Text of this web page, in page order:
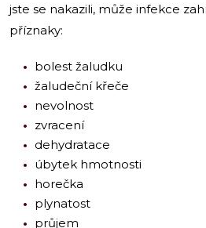
jste se nakazili, může infekce
příznaky:
bolest žaludku
žaludeční křeče
nevolnost
zvracení
dehydratace
úbytek hmotnosti
horečka
plynatost
průjem